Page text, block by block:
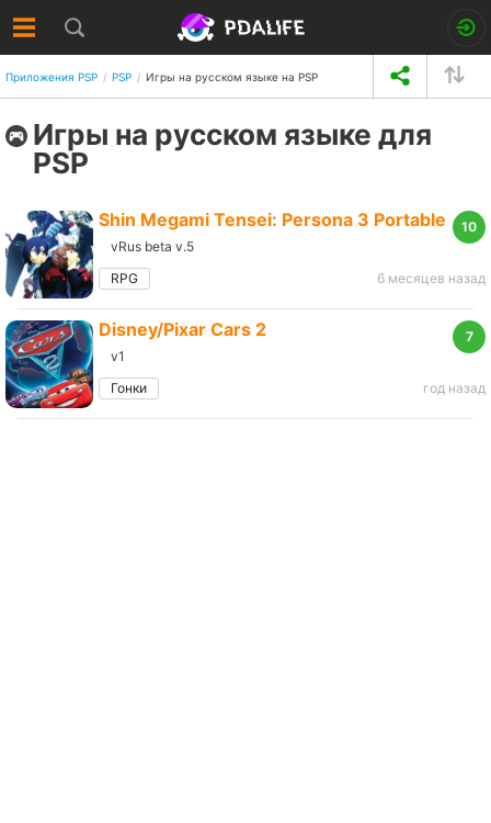
Приложения PSP PSP Игры на русском языке на PSP
Игры на русском языке для
PSP
10
Shin Megami Tensei: Persona 3 Portable
vRus beta v.5
RPG
6 месяцев назад
7
Disney/Pixar Cars 2
v1
Гонки
год назад